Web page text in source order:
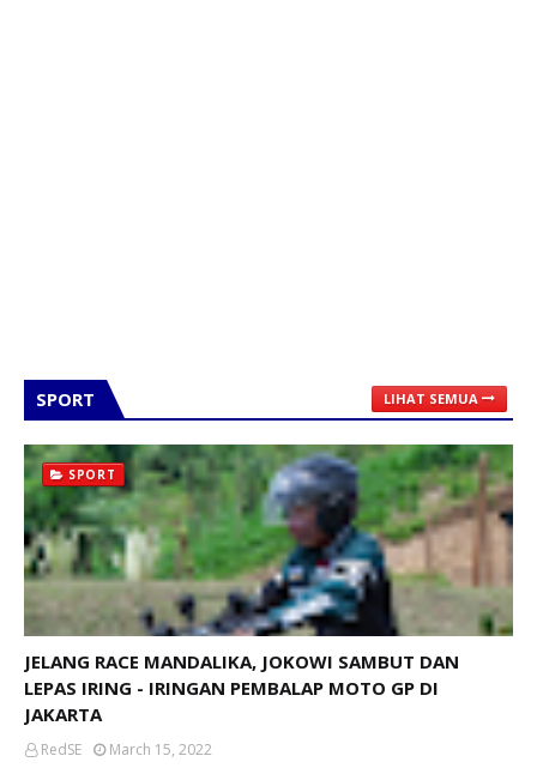
SPORT LIHAT SEMUA
SPORT
JELANG RACE MANDALIKA, JOKOWI SAMBUT DAN
LEPAS IRING - IRINGAN PEMBALAP MOTO GP DI
JAKARTA
RedSE
March 15, 2022